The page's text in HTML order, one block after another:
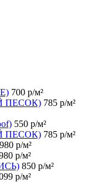
700 р/м²
ПЕСОК) 785 р/м²
550 р/м²
ПЕСОК) 785 р/м²
980 р/м²
р/м²
850 р/м²
р/м²